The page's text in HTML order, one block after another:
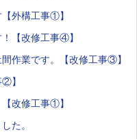
外構工事①】
【改修工事④】
作業です。【改修工事③】
】
改修工事①】
た。